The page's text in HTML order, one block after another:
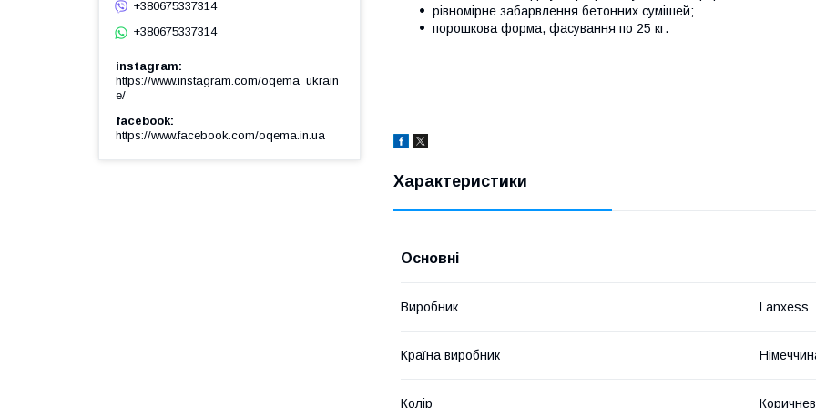
рівномірне забарвлення бетонних сумішей;
порошкова форма, фасування по 25 кг.
Характеристики
Основні
Виробник Lanxess
Країна виробник
Колір
+380675337314
+380675337314
instagram
https://www.instagram.com/oqema_ukrain
e/
facebook
https://www.facebook.com/oqema.in.ua